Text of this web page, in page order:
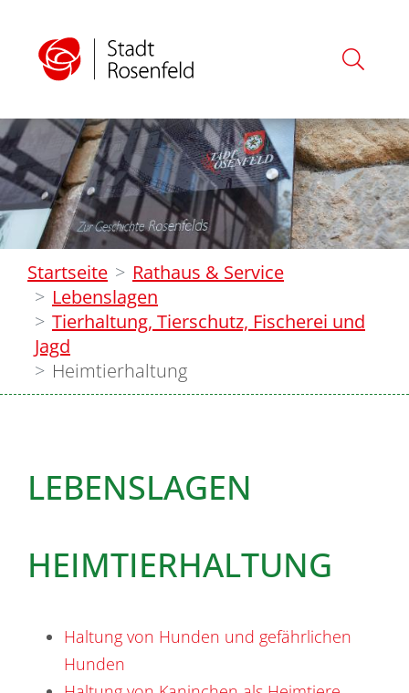
Startseite
Rathaus & Service
Lebenslagen
Tierhaltung, Tierschutz, Fischerei und
Jagd
Heimtierhaltung
LEBENSLAGEN
HEIMTIERHALTUNG
Haltung von Hunden und gefährlichen
Hunden